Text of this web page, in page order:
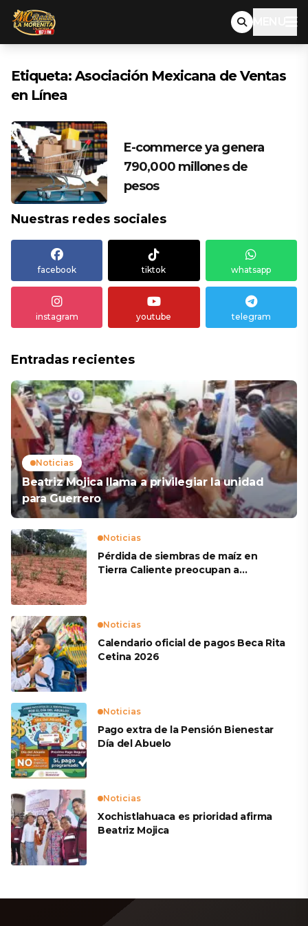
MENU
Etiqueta: Asociación Mexicana de Ventas
en Línea
E-commerce ya genera
790,000 millones de
pesos
Nuestras redes sociales
facebook tiktok whatsapp
instagram youtube telegram
Entradas recientes
Noticias
Beatriz Mojica llama a privilegiar la unidad
para Guerrero
Noticias
Pérdida de siembras de maíz en
Tierra Caliente preocupan a
Noticias
Calendario oficial de pagos Beca Rita
Cetina 2026
Noticias
Pago extra de la Pensión Bienestar
Día del Abuelo
Noticias
Xochistlahuaca es prioridad afirma
Beatriz Mojica